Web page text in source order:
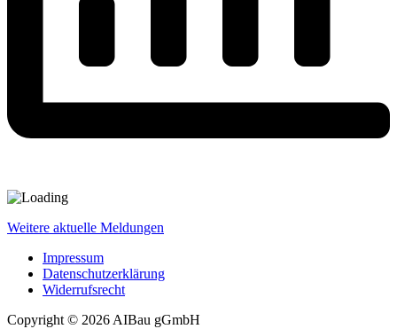
Weitere aktuelle Meldungen
Impressum
Datenschutzerklärung
Widerrufsrecht
Copyright © 2026 AIBau gGmbH